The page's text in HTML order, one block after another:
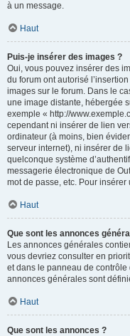
à un message.
Haut
Puis-je insérer des images ?
Oui, vous pouvez insérer des
du forum ont autorisé
images sur le forum. Dans le
une image distante, hébergée
exemple « http://
cependant ni insérer de lien
ordinateur (à moins, bien
serveur internet), ni insérer de
quelconque système
messagerie électronique de
mot de passe, etc. Pour
Haut
Que sont les annonces
Les annonces générales
vous devriez consulter en
et dans le panneau de contrôle
annonces générales sont
Haut
Que sont les annonces ?